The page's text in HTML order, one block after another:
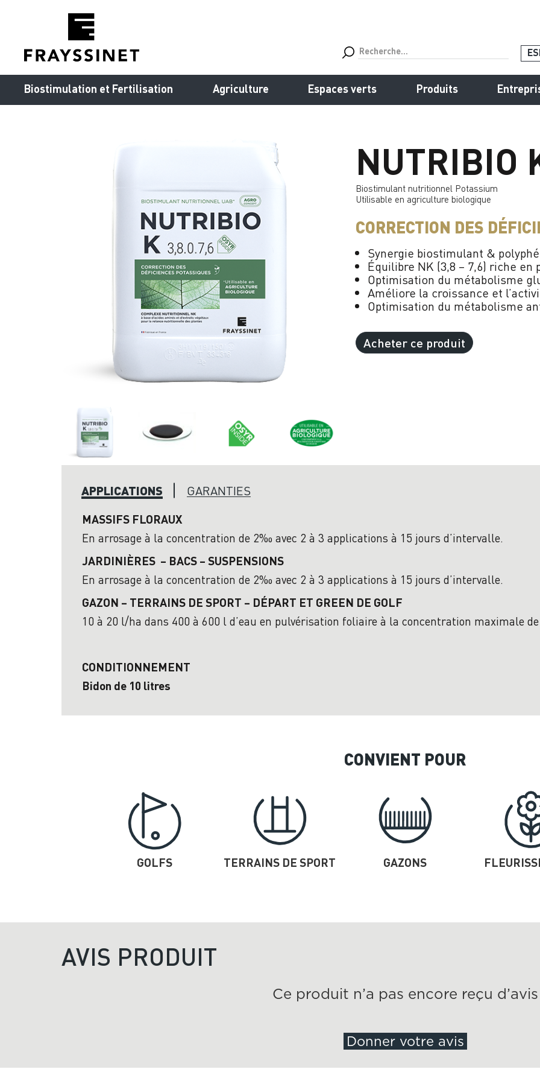
Biostimulation et Fertilisation Agriculture Espaces verts Produits
NUTRIBIO
Biostimulant nutritionnel Potassium
Utilisable en agriculture biologique
CORRECTION DES
Synergie biostimulant &
Équilibre NK (3,8 – 7,6) riche
Optimisation du métabolisme
Améliore la croissance et
Optimisation du métabolisme
Acheter ce produit
APPLICATIONS GARANTIES
MASSIFS FLORAUX
En arrosage à la concentration de 2‰ avec 2 à 3 applications à 15 jours d’intervalle.
JARDINIÈRES – BACS – SUSPENSIONS
En arrosage à la concentration de 2‰ avec 2 à 3 applications à 15 jours d’intervalle.
GAZON – TERRAINS DE SPORT – DÉPART ET GREEN DE GOLF
1 0 à 20 l/ha dans 400 à 600 l d’eau en pulvérisation foliaire à la concentration maximale de
CONDITIONNEMENT
Bidon de 10 litres
CONVIENT POUR
GOLFS TERRAINS DE SPORT GAZONS
AVIS PRODUIT
Ce produit n’a pas encore reçu d’avis
Donner votre avis